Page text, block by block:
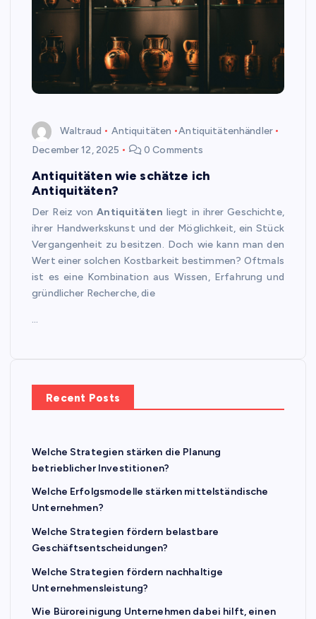
Waltraud Antiquitäten
Antiquitätenhändler
December 12, 2025
0 Comments
Antiquitäten wie schätze ich
Antiquitäten?
Der Reiz vonAntiquitäten liegt in ihrer Geschichte,
ihrer Handwerkskunst und der Möglichkeit, ein Stück
Vergangenheit zu besitzen. Doch wie kann man den
Wert einer solchen Kostbarkeit bestimmen? Oftmals
ist es eine Kombination aus Wissen, Erfahrung und
gründlicher Recherche, die
…
Recent Posts
Welche Strategien stärken die Planung
betrieblicher Investitionen?
Welche Erfolgsmodelle stärken mittelständische
Unternehmen?
Welche Strategien fördern belastbare
Geschäftsentscheidungen?
Welche Strategien fördern nachhaltige
Unternehmensleistung?
Wie Büroreinigung Unternehmen dabei hilft, einen